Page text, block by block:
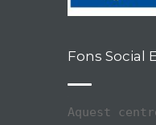
Fons Social
Aquest